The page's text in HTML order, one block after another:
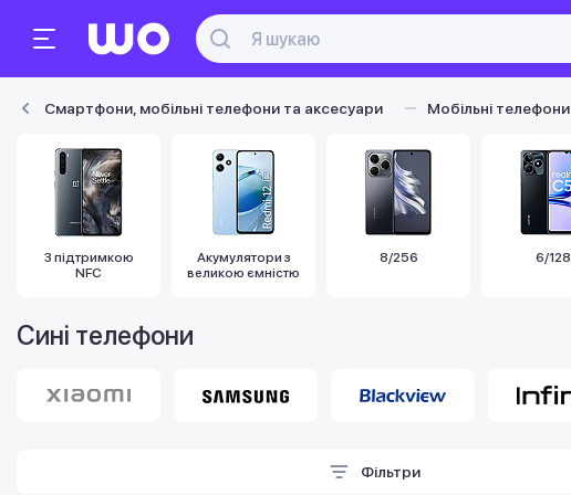
Смартфони, мобільні телефони та аксесуари Мобільні телефони
З підтримкою
NFC
Акумулятори з
великою ємністю
8/256 6/128
Сині телефони
Фільтри